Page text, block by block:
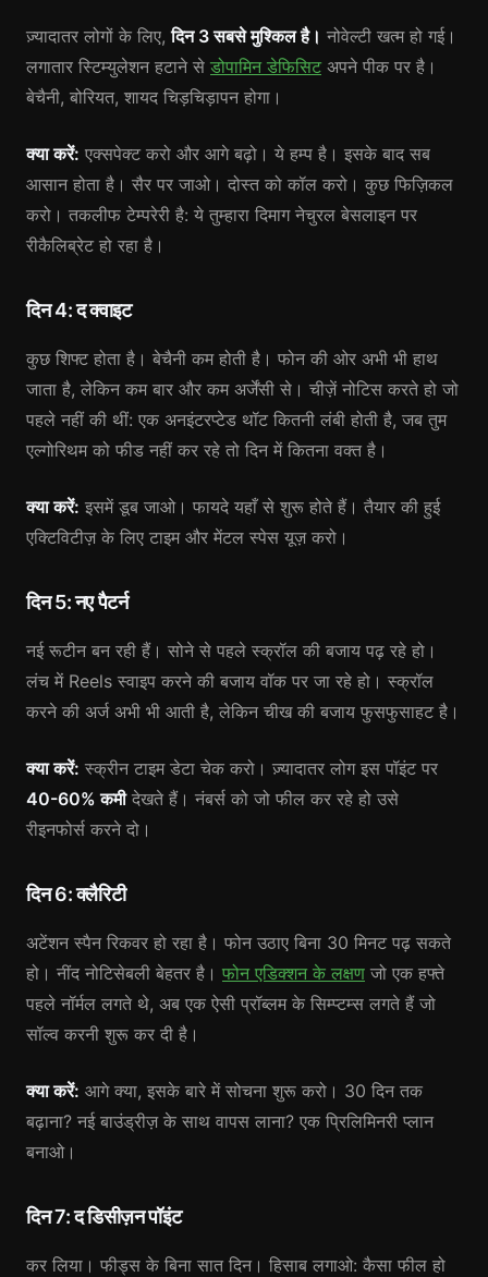
ज़्यादातर लोगों के लिए,दिन 3 सबसे मुश्किल है। नोवेल्टी खत्म हो गई।
लगातार स्टिम्युलेशन हटाने से डोपामिन डेफिसिटअपने पीक पर है।
बेचैनी, बोरियत, शायद चिड़चिड़ापन होगा।
क्या करें: एक्सपेक्ट करो और आगे बढ़ो। ये हम्प है। इसके बाद सब
आसान होता है। सैर पर जाओ। दोस्त को कॉल करो। कुछ फिज़िकल
करो। तकलीफ टेम्परेरी है: ये तुम्हारा दिमाग नेचुरल बेसलाइन पर
रीकैलिब्रेट हो रहा है।
दिन 4: द क्वाइट
कुछ शिफ्ट होता है। बेचैनी कम होती है। फोन की ओर अभी भी हाथ
जाता है, लेकिन कम बार और कम अर्जेंसी से। चीज़ें नोटिस करते हो जो
पहले नहीं की थीं: एक अनइंटरप्टेड थॉट कितनी लंबी होती है, जब तुम
एल्गोरिथम को फीड नहीं कर रहे तो दिन में कितना वक्त है।
क्या करें: इसमें डूब जाओ। फायदे यहाँ से शुरू होते हैं। तैयार की हुई
एक्टिविटीज़ के लिए टाइम और मेंटल स्पेस यूज़ करो।
दिन 5: नए पैटर्न
नई रूटीन बन रही हैं। सोने से पहले स्क्रॉल की बजाय पढ़ रहे हो।
लंच में Reels स्वाइप करने की बजाय वॉक पर जा रहे हो। स्क्रॉल
करने की अर्ज अभी भी आती है, लेकिन चीख की बजाय फुसफुसाहट है।
क्या करें: स्क्रीन टाइम डेटा चेक करो। ज़्यादातर लोग इस पॉइंट पर
40-60% कमीदेखते हैं। नंबर्स को जो फील कर रहे हो उसे
रीइनफोर्स करने दो।
दिन 6: क्लैरिटी
अटेंशन स्पैन रिकवर हो रहा है। फोन उठाए बिना 30 मिनट पढ़ सकते
हो। नींद नोटिसेबली बेहतर है। फोन एडिक्शन के लक्षण जो एक हफ्ते
पहले नॉर्मल लगते थे, अब एक ऐसी प्रॉब्लम के सिम्प्टम्स लगते हैं जो
सॉल्व करनी शुरू कर दी है।
क्या करें: आगे क्या, इसके बारे में सोचना शुरू करो। 30 दिन तक
बढ़ाना? नई बाउंड्रीज़ के साथ वापस लाना? एक प्रिलिमिनरी प्लान
बनाओ।
दिन 7: द डिसीज़न पॉइंट
कर लिया। फीड्स के बिना सात दिन। हिसाब लगाओ: कैसा फील हो